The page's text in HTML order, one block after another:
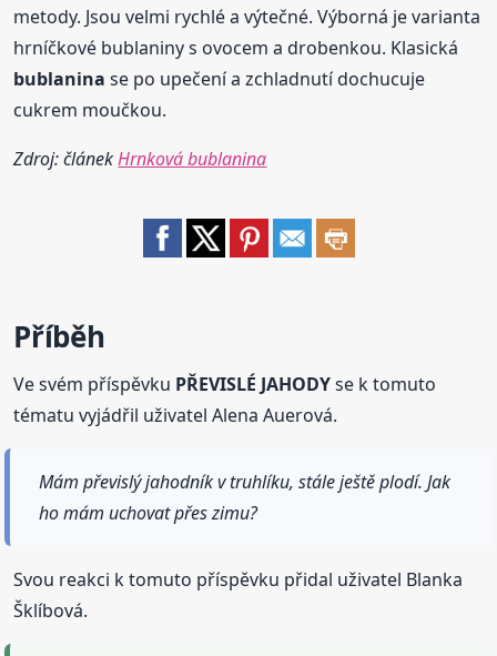
metody. Jsou velmi rychlé a výtečné. Výborná je varianta
hrníčkové bublaniny s ovocem a drobenkou. Klasická
bublanina se po upečení a zchladnutí dochucuje
cukrem moučkou.
Zdroj: článekHrnková bublanina
Příběh
Ve svém příspěvku PŘEVISLÉ JAHODYse k tomuto
tématu vyjádřil uživatel Alena Auerová.
Mám převislý jahodník v truhlíku, stále ještě plodí. Jak
ho mám uchovat přes zimu?
Svou reakci k tomuto příspěvku přidal uživatel Blanka
Šklíbová.